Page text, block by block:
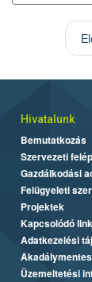
Hivatalunk
Bemutatkozás
Szervezeti
Gazdálkodási
Felügyeleti
Projektek
Kapcsolódó
Adatkezelési
Üzemeltetési